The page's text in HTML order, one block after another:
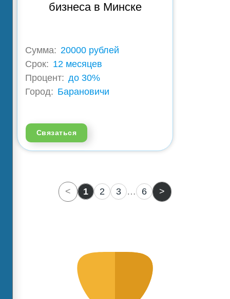
бизнеса в Минске
Сумма: 20000 рублей
Срок: 12 месяцев
Процент: до 30%
Город: Барановичи
Связаться
< 1 2 3 … 6 >